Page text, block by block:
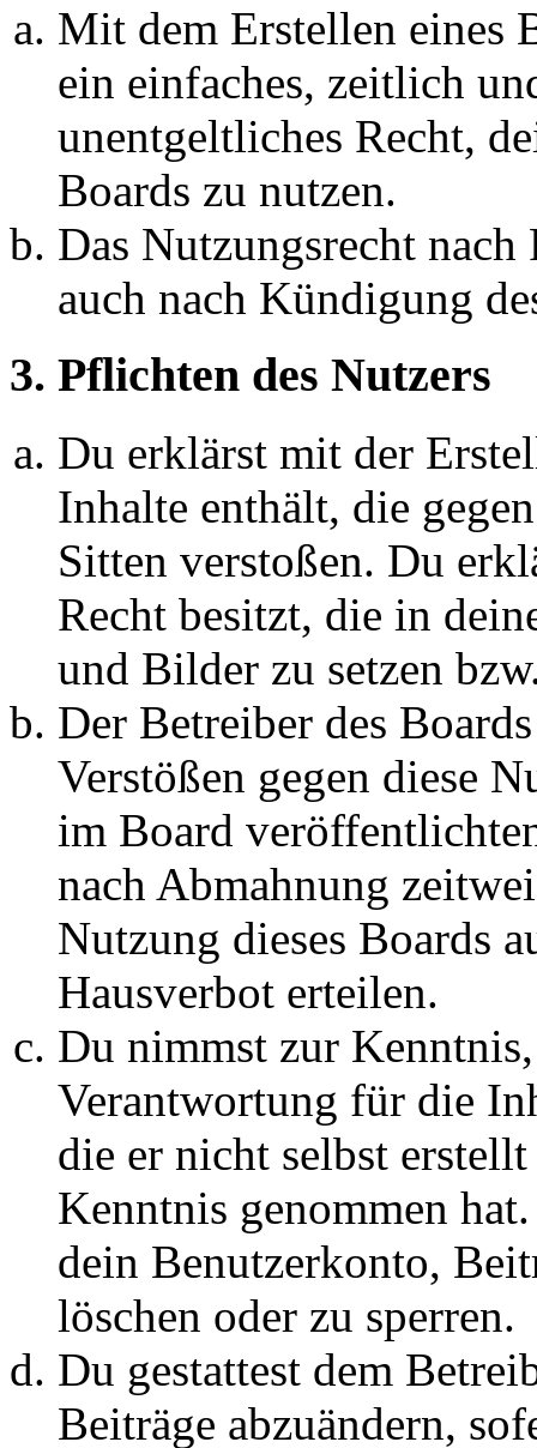
Mit dem Erstellen eines
ein einfaches, zeitlich
unentgeltliches Recht,
Boards zu nutzen.
Das Nutzungsrecht
auch nach Kündigung
3. Pflichten des Nutzers
Du erklärst mit der
Inhalte enthält, die
Sitten verstoßen. Du
Recht besitzt, die in
und Bilder zu setzen
Der Betreiber des
Verstößen gegen diese
im Board
nach Abmahnung
Nutzung dieses Boards
Hausverbot erteilen.
Du nimmst zur
Verantwortung für die
die er nicht selbst
Kenntnis genommen
dein Benutzerkonto,
löschen oder zu sperren.
Du gestattest dem
Beiträge abzuändern,